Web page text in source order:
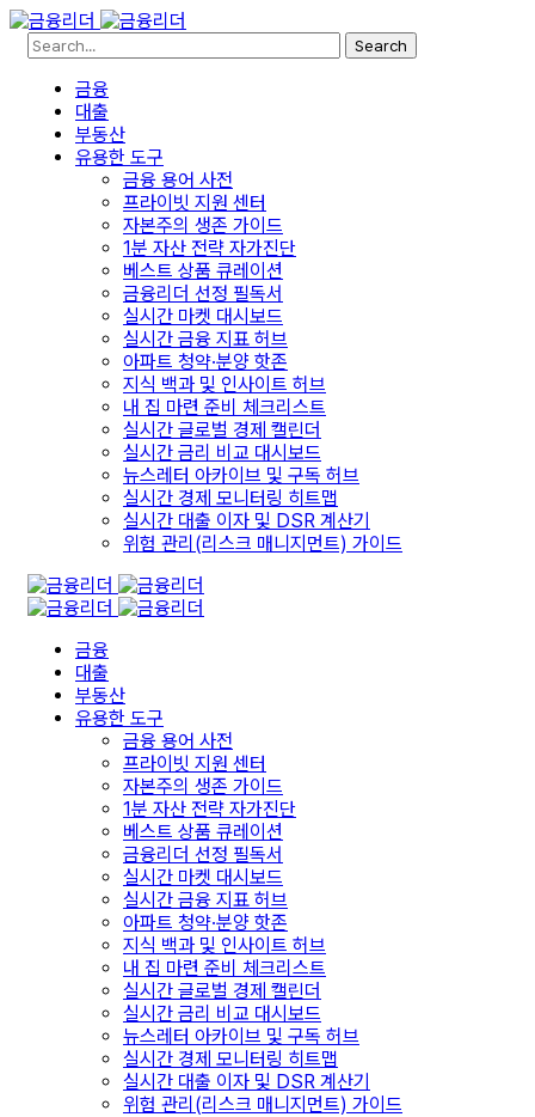
Search
금융
대출
부동산
유용한 도구
금융 용어 사전
프라이빗 지원 센터
자본주의 생존 가이드
1분 자산 전략 자가진단
베스트 상품 큐레이션
금융리더 선정 필독서
실시간 마켓 대시보드
실시간 금융 지표 허브
아파트 청약·분양 핫존
지식 백과 및 인사이트 허브
내 집 마련 준비 체크리스트
실시간 글로벌 경제 캘린더
실시간 금리 비교 대시보드
뉴스레터 아카이브 및 구독 허브
실시간 경제 모니터링 히트맵
실시간 대출 이자 및 DSR 계산기
위험 관리(리스크 매니지먼트) 가이드
금융
대출
부동산
유용한 도구
금융 용어 사전
프라이빗 지원 센터
자본주의 생존 가이드
1분 자산 전략 자가진단
베스트 상품 큐레이션
금융리더 선정 필독서
실시간 마켓 대시보드
실시간 금융 지표 허브
아파트 청약·분양 핫존
지식 백과 및 인사이트 허브
내 집 마련 준비 체크리스트
실시간 글로벌 경제 캘린더
실시간 금리 비교 대시보드
뉴스레터 아카이브 및 구독 허브
실시간 경제 모니터링 히트맵
실시간 대출 이자 및 DSR 계산기
위험 관리(리스크 매니지먼트) 가이드